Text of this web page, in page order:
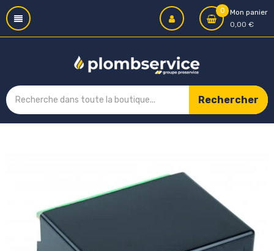
0
Mon panier
0,00 €
Rechercher